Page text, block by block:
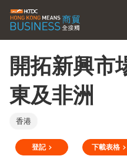
開拓新興市
東及非洲
香港
登記 下載表格